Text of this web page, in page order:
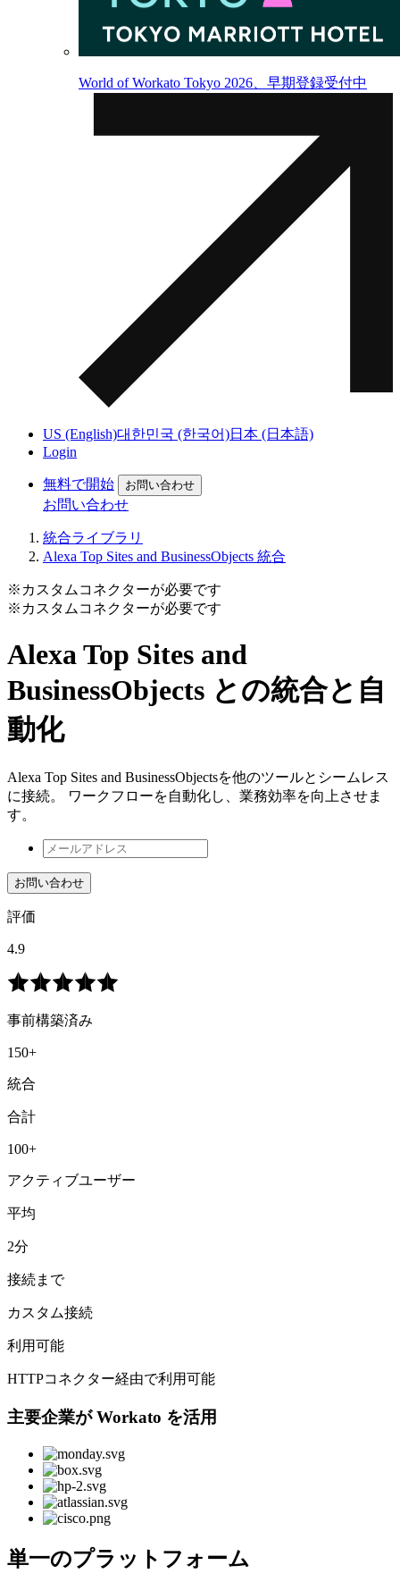
World of Workato Tokyo 2026、早期登録受付中
US (English)대한민국 (한국어)日本 (日本語)
Login
無料で開始 お問い合わせ
お問い合わせ
統合ライブラリ
Alexa Top Sites and BusinessObjects 統合
※カスタムコネクターが必要です
※カスタムコネクターが必要です
Alexa Top Sites and
BusinessObjects との統合と自
動化
Alexa Top Sites and BusinessObjectsを他のツールとシームレス
に接続。 ワークフローを自動化し、業務効率を向上させま
す。
お問い合わせ
評価
4.9
事前構築済み
150+
統合
合計
100+
アクティブユーザー
平均
2分
接続まで
カスタム接続
利用可能
HTTPコネクター経由で利用可能
主要企業が Workato を活用
単一のプラットフォーム